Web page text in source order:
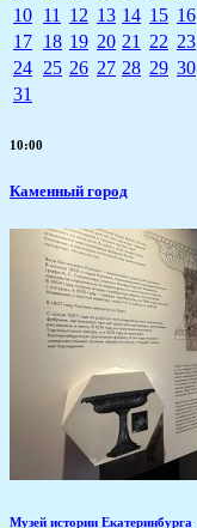
10 11 12 13 14 15 16
17 18 19 20 21 22 23
24 25 26 27 28 29 30
31
10:00
Каменный город
Музей истории Екатеринбурга